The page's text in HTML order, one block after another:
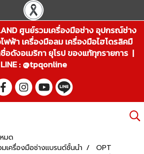
ศูนย์รวมเครื่องมือช่าง อุปกรณ์ช่าง
ฟฟ้า เครื่องมือลม เครื่องมือไฮโดรลิคมื
ดังอเมริกา ยุโรป ของแท้ทุกรายการ |
LINE : @tpqonline
มด
มเครื่องมือช่างแบรนด์ชั้นนำ
OPT